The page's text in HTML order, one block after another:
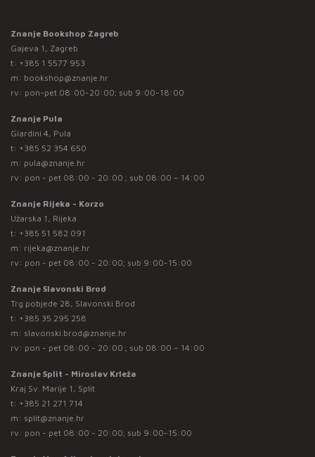
Znanje Bookshop Zagreb
Gajeva 1, Zagreb
t: +385 1 5577 953
m: bookshop@znanje.hr
rv: pon-pet 08:00-20:00; sub 9:00-18:00
Znanje Pula
Giardini 4, Pula
t: +385 52 354 650
m: pula@znanje.hr
rv: pon - pet 08:00 - 20:00 ; sub 08:00 – 14:00
Znanje Rijeka - Korzo
Užarska 1, Rijeka
t: +385 51 582 091
m: rijeka@znanje.hr
rv: pon - pet 08:00 - 20:00; sub 9:00-15:00
Znanje Slavonski Brod
Trg pobjede 28, Slavonski Brod
t: +385 35 295 258
m: slavonski.brod@znanje.hr
rv: pon - pet 08:00 - 20:00 ; sub 08:00 – 14:00
Znanje Split - Miroslav Krleža
Kraj Sv. Marije 1, Split
t: +385 21 271 714
m: split@znanje.hr
rv: pon - pet 08:00 - 20:00; sub 9:00-15:00